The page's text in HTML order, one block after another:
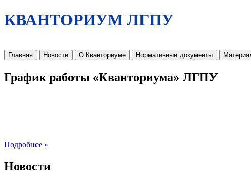
КВАНТОРИУМ ЛГПУ
Главная Новости О Кванториуме Нормативные документы
График работы «Кванториума» ЛГПУ
Подробнее »
Новости